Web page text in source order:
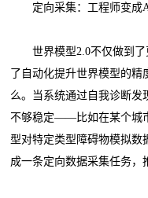
定向采集：工程师变成
世界模型2.0不仅做到了
了自动化提升世界模型的
么。当系统通过自我诊断发
不够稳定——比如在某个城
型对特定类型障碍物模拟
成一条定向数据采集任务，